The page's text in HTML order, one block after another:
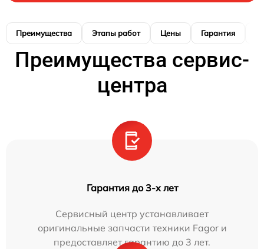
Преимущества Этапы работ Цены Гарантия
Преимущества сервис-
центра
Гарантия до 3-х лет
Сервисный центр устанавливает
оригинальные запчасти техники Fagor и
предоставляет гарантию до 3 лет.